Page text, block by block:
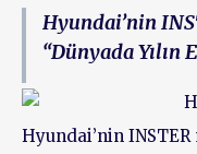
Hyundai’nin
“Dünyada
Hyundai’nin